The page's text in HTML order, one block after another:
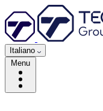
Italiano
Menu